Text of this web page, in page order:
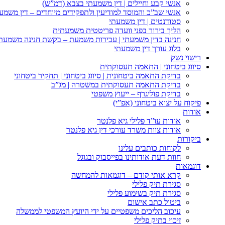
אנשי קבע וחיילים | דין משמעתי בצבא (דמ”ש)
אנשי שב”כ והמוסד למודיעין ולתפקידים מיוחדים – דין
סטודנטים | דין משמעתי
הליך בירור בפני וועדה פריטטית משמעתית
חנינה בדין משמעתי | עבירות משמעת – בקשת חנינה
בלוג עורך דין משמעתי
רישוי נשק
סיווג ביטחוני | התאמה תעסוקתית
בדיקת התאמה ביטחונית | סיווג ביטחוני | תחקיר ביטחוני
בדיקת התאמה תעסוקתית במשטרה | מג”ב
בדיקת פוליגרף – ייעוץ משפטי
פיקוח על יצוא ביטחוני (אפ”י)
אודות
אודות עו”ד פלילי גיא פלנטר
אודות צוות משרד עורכי דין גיא פלנטר
ביקורות
לקוחות כותבים עלינו
חוות דעת אודותינו בפייסבוק ובגוגל
דוגמאות
קרא אותי קודם – דוגמאות להמחשה
סגירת תיק פלילי
סגירת תיק בשימוע פלילי
ביטול כתב אישום
עיכוב הליכים משפטיים על ידי היועץ המשפטי לממשלה
זיכוי בתיק פלילי